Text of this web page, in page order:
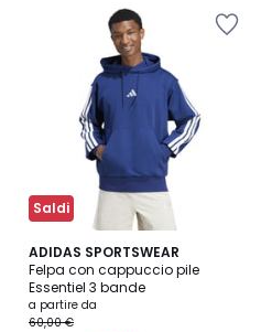
Saldi
ADIDAS SPORTSWEAR
Felpa con cappuccio pile
Essentiel 3 bande
a partire da
60,00 €
4,7
/ 5
3
Colori